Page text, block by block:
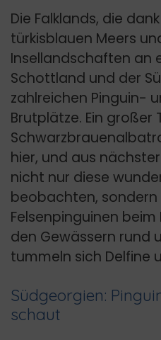
Die Falklands, die
türkisblauen Meers
Insellandschaften an
Schottland und der
zahlreichen Pinguin-
Brutplätze. Ein großer
hier, und aus
nicht nur diese
beobachten,
Felsenpinguinen beim
den Gewässern rund
tummeln sich Delfine
Südgeorgien:
schaut